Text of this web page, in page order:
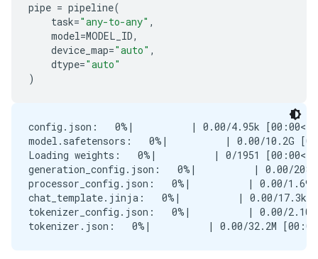
pipe = pipeline(
task="any-to-any" ,
model=MODEL_ID,
device_map="auto" ,
dtype="auto"
)
config.json:   0%|          | 0.00/4.95k
model.safetensors:   0%|          | 0.00/10.2G
Loading weights:   0%|          | 0/1951
generation_config.json:   0%|          | 0.00/208
processor_config.json:   0%|          | 0.00/1.69k
chat_template.jinja:   0%|          | 0.00/17.3k
tokenizer_config.json:   0%|          | 0.00/2.10k